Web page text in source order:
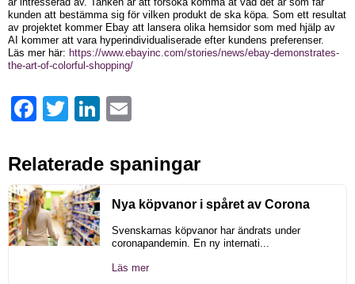
kunden att bestämma sig för vilken produkt de ska köpa. Som ett resultat
av projektet kommer Ebay att lansera olika hemsidor som med hjälp av
AI kommer att vara hyperindividualiserade efter kundens preferenser.
Läs mer här: https://www.ebayinc.com/stories/news/ebay-demonstrates-
the-art-of-colorful-shopping/
FacebookTwitter LinkedIn
Relaterade spaningar
Nya köpvanor i spåret av Corona
Svenskarnas köpvanor har ändrats under
coronapandemin. En ny internati...
Läs mer